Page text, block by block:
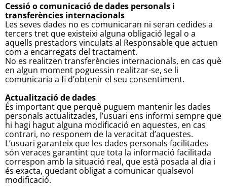
Cessió o comunicació de dades personals i
transferències internacionals
Les seves dades no es comunicaran ni seran cedides a
tercers tret que existeixi alguna obligació legal o a
aquells prestadors vinculats al Responsable que actuen
com a encarregats del tractament.
No es realitzen transferències internacionals, en cas què
en algun moment poguessin realitzar-se, se li
comunicaria a fi d’obtenir el seu consentiment.
Actualització de dades
És important que perquè puguem mantenir les dades
personals actualitzades, l’usuari ens informi sempre que
hi hagi hagut alguna modificació en aquestes, en cas
contrari, no responem de la veracitat d’aquestes.
L’usuari garanteix que les dades personals facilitades
són veraces garantint que tota la informació facilitada
correspon amb la situació real, que està posada al dia i
és exacta, quedant obligat a comunicar qualsevol
modificació.